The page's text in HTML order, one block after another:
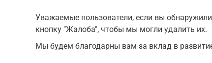
Уважаемые пользователи, если вы
кнопку "Жалоба", чтобы мы могли удалить их.
Мы будем благодарны вам за вклад в